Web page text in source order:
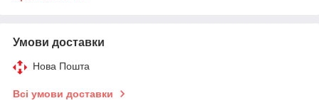
Умови доставки
Нова Пошта
Всі умови доставки